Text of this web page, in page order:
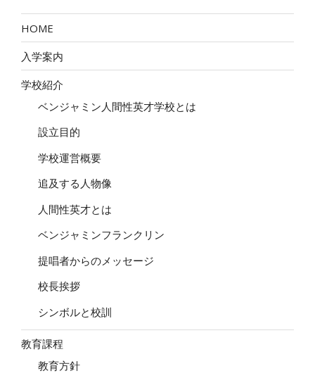
ョ
ン
HOME
入学案内
学校紹介
ベンジャミン人間性英才学校とは
設立目的
学校運営概要
追及する人物像
人間性英才とは
ベンジャミンフランクリン
提唱者からのメッセージ
校長挨拶
シンボルと校訓
教育課程
教育方針